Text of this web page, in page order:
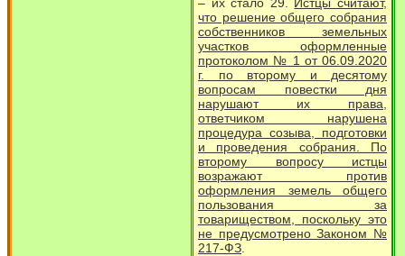
что решение общего собрания
собственников земельных
участков оформленные
протоколом № 1 от 06.09.2020
г. по второму и десятому
вопросам повестки дня
нарушают их права,
ответчиком нарушена
процедура созыва, подготовки
и проведения собрания. По
второму вопросу истцы
возражают против
оформления земель общего
пользования за
товариществом, поскольку это
не предусмотрено Законом №
217-ФЗ